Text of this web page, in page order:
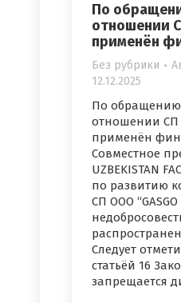
По
отношении
применён
Без рубрики
12.12.2025
По обращению
отношении СП
применён
Совместное
UZBEKISTAN
по развитию
СП ООО
Следует
статьёй 16
запрещается